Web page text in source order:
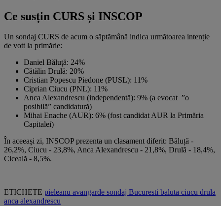
Ce susțin CURS și INSCOP
Un sondaj CURS de acum o săptămână indica următoarea intenție
de vott la primărie:
Daniel Băluță: 24%
Cătălin Drulă: 20%
Cristian Popescu Piedone (PUSL): 11%
Ciprian Ciucu (PNL): 11%
Anca Alexandrescu (independentă): 9% (a evocat ”o
posibilă” candidatură)
Mihai Enache (AUR): 6% (fost candidat AUR la Primăria
Capitalei)
În aceeași zi, INSCOP prezenta un clasament diferit: Băluță -
26,2%, Ciucu - 23,8%, Anca Alexandrescu - 21,8%, Drulă - 18,4%,
Ciceală - 8,5%.
ETICHETE pieleanu avangarde sondaj Bucuresti baluta ciucu drula
anca alexandrescu